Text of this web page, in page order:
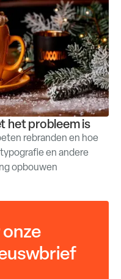
het probleem is
rebranden en hoe
en andere
opbouwen